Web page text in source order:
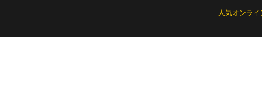
人気オンラ